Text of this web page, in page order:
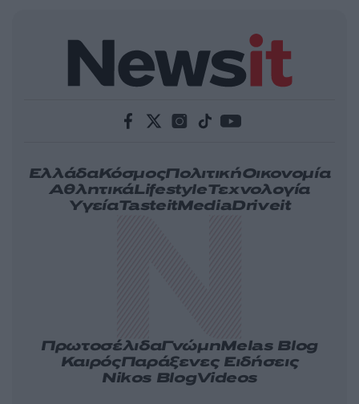
ΕλλάδαΚόσμοςΠολιτικήΟικονομία
ΑθλητικάLifestyleΤεχνολογία
ΥγείαTasteitMediaDriveit
ΠρωτοσέλιδαΓνώμηMelas Blog
ΚαιρόςΠαράξενες Ειδήσεις
Nikos BlogVideos